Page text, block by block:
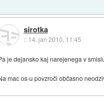
sirotka
:: 14. jan 2010, 11:45
je dejansko kaj narejenega v
mac os-u povzroči občasno